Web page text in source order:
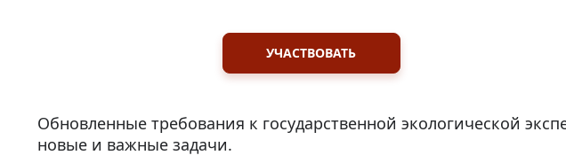
УЧАСТВОВАТЬ
Обновленные требования к государственной экологической
новые и важные задачи.